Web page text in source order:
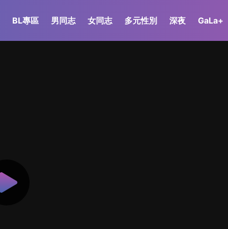
BL專區 男同志 女同志 多元性別 深夜 GaLa+